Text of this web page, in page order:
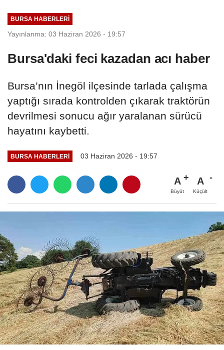
BURSA HABERLERI
Yayınlanma: 03 Haziran 2026 - 19:57
Bursa'daki feci kazadan acı haber
Bursa’nın İnegöl ilçesinde tarlada çalışma
yaptığı sırada kontrolden çıkarak traktörün
devrilmesi sonucu ağır yaralanan sürücü
hayatını kaybetti.
BURSA HABERLERI 03 Haziran 2026 - 19:57
A
Büyüt
A
Küçült